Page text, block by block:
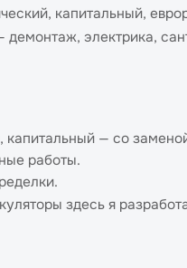
капитальный,
электрика,
капитальный — со
работы.
здесь я